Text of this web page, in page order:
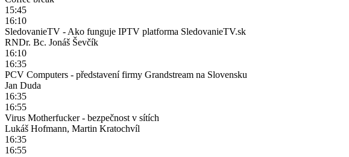
15:45
16:10
SledovanieTV - Ako funguje IPTV platforma SledovanieTV.sk
RNDr. Bc. Jonáš Ševčík
16:10
16:35
PCV Computers - představení firmy Grandstream na Slovensku
Jan Duda
16:35
16:55
Virus Motherfucker - bezpečnost v sítích
Lukáš Hofmann, Martin Kratochvíl
16:35
16:55